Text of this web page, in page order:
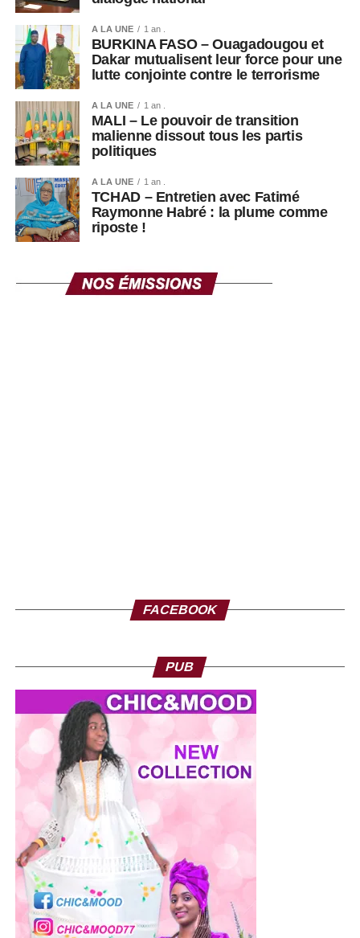
A LA UNE 1 an .
BURKINA FASO – Ouagadougou et
Dakar mutualisent leur force pour une
lutte conjointe contre le terrorisme
A LA UNE 1 an .
MALI – Le pouvoir de transition
malienne dissout tous les partis
politiques
A LA UNE 1 an .
TCHAD – Entretien avec Fatimé
Raymonne Habré : la plume comme
riposte !
FACEBOOK
PUB